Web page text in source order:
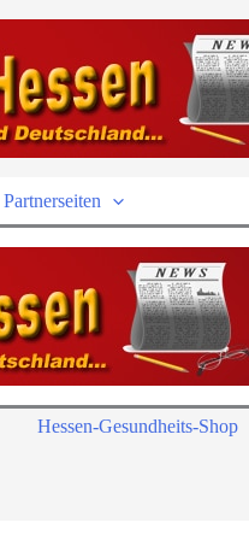
Partnerseiten
Hessen-Gesundheits-Shop